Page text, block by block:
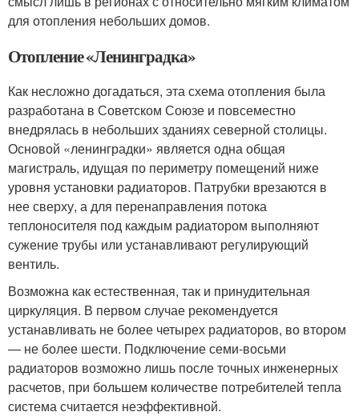
для отопления небольших домов.
Отопление «Ленинградка»
Как несложно догадаться, эта схема отопления была
разработана в Советском Союзе и повсеместно
внедрялась в небольших зданиях северной столицы.
Основой «ленинградки» является одна общая
магистраль, идущая по периметру помещений ниже
уровня установки радиаторов. Патрубки врезаются в
нее сверху, а для перенаправления потока
теплоносителя под каждым радиатором выполняют
сужение трубы или устанавливают регулирующий
вентиль.
Возможна как естественная, так и принудительная
циркуляция. В первом случае рекомендуется
устанавливать не более четырех радиаторов, во втором
— не более шести. Подключение семи-восьми
радиаторов возможно лишь после точных инженерных
расчетов, при большем количестве потребителей тепла
система считается неэффективной.